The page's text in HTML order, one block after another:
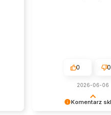
Komentarz
0 0
2026-06-06